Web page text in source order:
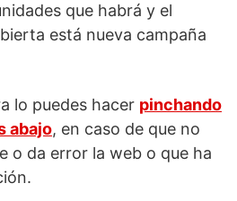
que habrá y el
está nueva campaña
lo puedes hacer pinchando
abajo, en caso de que no
o da error la web o que ha